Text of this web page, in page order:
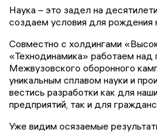
Наука – это задел на
создаем условия для рождения
Совместно с холдингами
«Технодинамика» работаем над
Межвузовского оборонного
уникальным сплавом науки и
вестись разработки как для
предприятий, так и для
Уже видим осязаемые